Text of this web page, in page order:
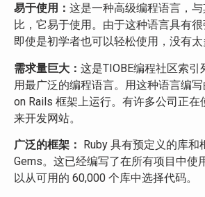
易于使用： 这是一种高级编程语言，
比，它易于使用。由于这种语言具有
即使是初学者也可以轻松使用，没有太
需求量巨大： 这是TIOBE编程社区索
用最广泛的编程语言。用这种语言编
on Rails 框架上运行。有许多公司正在
来开发网站。
广泛的框架： Ruby 具有预定义的库和
Gems。这已经编写了在所有项目中使
以从可用的 60,000 个库中选择代码。